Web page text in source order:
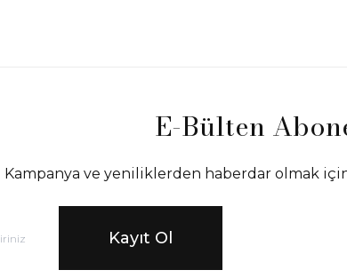
E-Bülten
Kampanya ve yeniliklerden haberdar olmak
Kayıt Ol